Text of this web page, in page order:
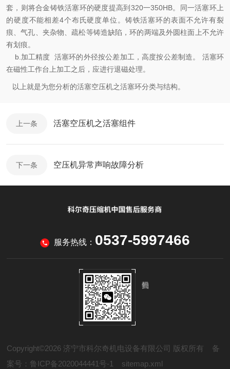
套，则将合金铸铁活塞环的硬度提高到320一350HB。同一活塞环上
的硬度不能相差4个布氏硬度单位。铸铁活塞环的表面不允许有裂
痕、气孔、夹杂物、疏松等铸造缺陷，环的两端及外圆柱面上不允许
有划痕。
b.加工精度 活塞环的外径按公差加工，高度按公差制造。 活塞环
在磁性工作台上加工之后，应进行退磁处理。
以上就是为您分析的活塞空压机之活塞环分类与结构。
上一条 活塞空压机之活塞组件
下一条 空压机异常声响故障分析
服务热线： 0537-5997466
Copyright©2026 济宁市科尔奇机电设备有限公司 版权所有 备
案号：鲁ICP备2020044441号-1
sitemap.xml